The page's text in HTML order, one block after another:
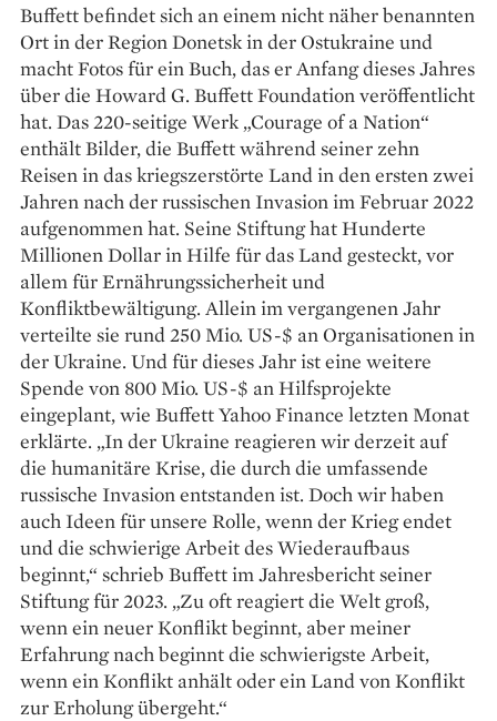
Buffett befindet sich an einem nicht näher benannten
Ort in der Region Donetsk in der Ostukraine und
macht Fotos für ein Buch, das er Anfang dieses Jahres
über die Howard G. Buffett Foundation veröffentlicht
hat. Das 220-seitige Werk „Courage of a Nation“
enthält Bilder, die Buffett während seiner zehn
Reisen in das kriegszerstörte Land in den ersten zwei
Jahren nach der russischen Invasion im Februar 2022
aufgenommen hat. Seine Stiftung hat Hunderte
Millionen Dollar in Hilfe für das Land gesteckt, vor
allem für Ernährungssicherheit und
Konfliktbewältigung. Allein im vergangenen Jahr
verteilte sie rund 250 Mio. US-$ an Organisationen in
der Ukraine. Und für dieses Jahr ist eine weitere
Spende von 800 Mio. US-$ an Hilfsprojekte
eingeplant, wie Buffett Yahoo Finance letzten Monat
erklärte. „In der Ukraine reagieren wir derzeit auf
die humanitäre Krise, die durch die umfassende
russische Invasion entstanden ist. Doch wir haben
auch Ideen für unsere Rolle, wenn der Krieg endet
und die schwierige Arbeit des Wiederaufbaus
beginnt,“ schrieb Buffett im Jahresbericht seiner
Stiftung für 2023. „Zu oft reagiert die Welt groß,
wenn ein neuer Konflikt beginnt, aber meiner
Erfahrung nach beginnt die schwierigste Arbeit,
wenn ein Konflikt anhält oder ein Land von Konflikt
zur Erholung übergeht.“